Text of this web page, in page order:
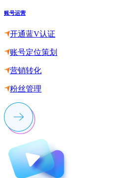
账号运营
开通蓝V认证
账号定位策划
营销转化
粉丝管理